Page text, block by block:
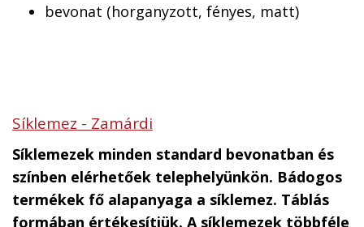
bevonat (horganyzott, fényes, matt)
Síklemez - Zamárdi
Síklemezek minden standard bevonatban és
színben elérhetőek telephelyünkön. Bádogos
termékek fő alapanyaga a síklemez. Táblás
formában értékesítjük. A síklemezek többféle